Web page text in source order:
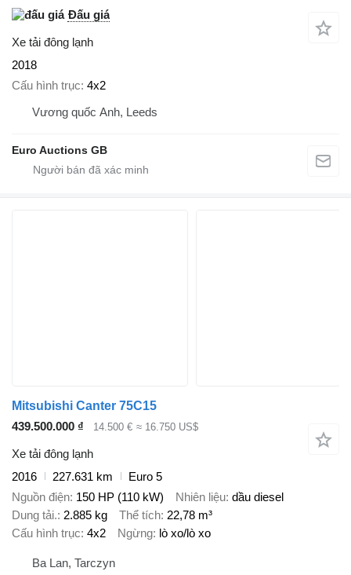
Đấu giá
Xe tải đông lạnh
2018
Cấu hình trục 4x2
Vương quốc Anh, Leeds
Euro Auctions GB
Mitsubishi Canter 75C15
439.500.000 ₫
14.500 € ≈ 16.750 US$
Xe tải đông lạnh
2016
227.631 km
Euro 5
Nguồn điện 150 HP (110 kW) Nhiên liệu dầu diesel
Dung tải. 2.885 kg Thể tích 22,78 m³
Cấu hình trục 4x2 Ngừng lò xo/lò xo
Ba Lan, Tarczyn